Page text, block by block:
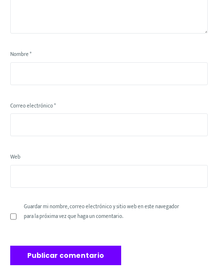
Nombre*
Correo electrónico*
Web
Guardar mi nombre, correo electrónico y sitio web en este navegador
para la próxima vez que haga un comentario.